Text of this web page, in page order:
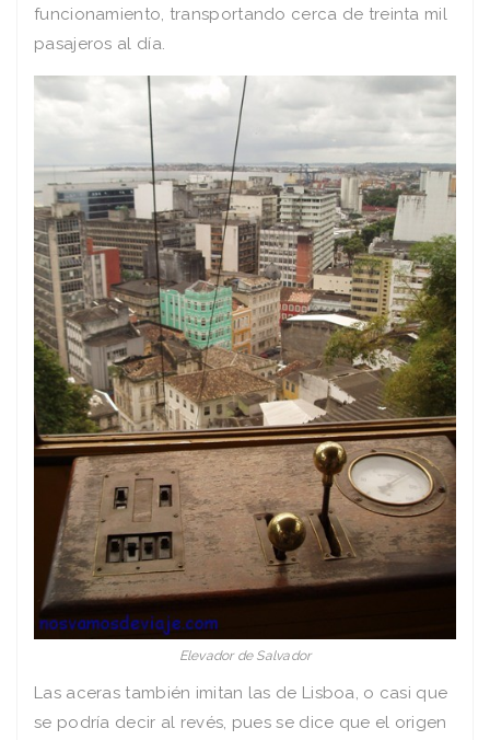
funcionamiento, transportando cerca de treinta mil
pasajeros al día.
Elevador de Salvador
Las aceras también imitan las de Lisboa, o casi que
se podría decir al revés, pues se dice que el origen